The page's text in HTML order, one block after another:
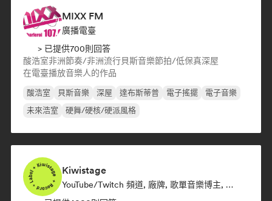
MIXX FM
廣播電臺
> 已提供700則回答
酸浩室非洲節奏/非洲流行貝斯音樂節拍/低保真深屋
在電臺播放音樂人的作品
酸浩室 貝斯音樂 深屋 達布斯蒂普 電子搖擺
電子音樂
未來浩室
硬舞/硬核/硬派風格
Kiwistage
YouTube/Twitch 頻道, 廠牌, 歌單音樂博主, 廣播電臺